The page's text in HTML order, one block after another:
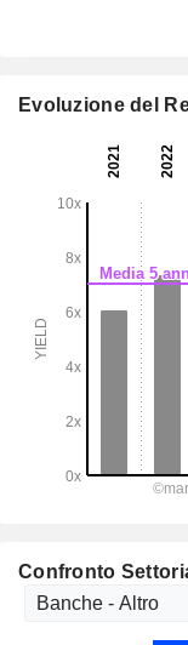
Confronto
Evoluzione del